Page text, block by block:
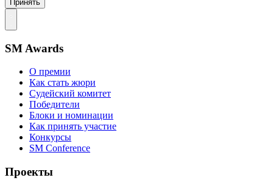
Принять
SM Awards
О премии
Как стать жюри
Судейский комитет
Победители
Блоки и номинации
Как принять участие
Конкурсы
SM Conference
Проекты